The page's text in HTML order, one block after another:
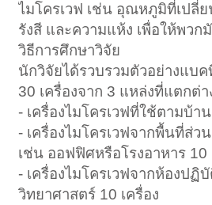
ไมโครเวฟ เช่น อุณหภูมิที่เปลี่ย
รังสี และความแห้ง เพื่อให้พว
วิธีการศึกษาวิจัย
นักวิจัยได้รวบรวมตัวอย่างแบค
30 เครื่องจาก 3 แหล่งที่แตกต่
- เครื่องไมโครเวฟที่ใช้ตามบ้า
- เครื่องไมโครเวฟจากพื้นที่ส่ว
เช่น ออฟฟิศหรือโรงอาหาร 10
- เครื่องไมโครเวฟจากห้องปฏิ
วิทยาศาสตร์ 10 เครื่อง